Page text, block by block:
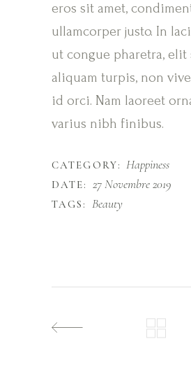
eros sit amet,
ullamcorper justo. In
ut congue pharetra, elit
aliquam turpis, non
id orci. Nam laoreet
varius nibh finibus.
CATEGORY: Happiness
DATE: 27 Novembre 2019
TAGS: Beauty